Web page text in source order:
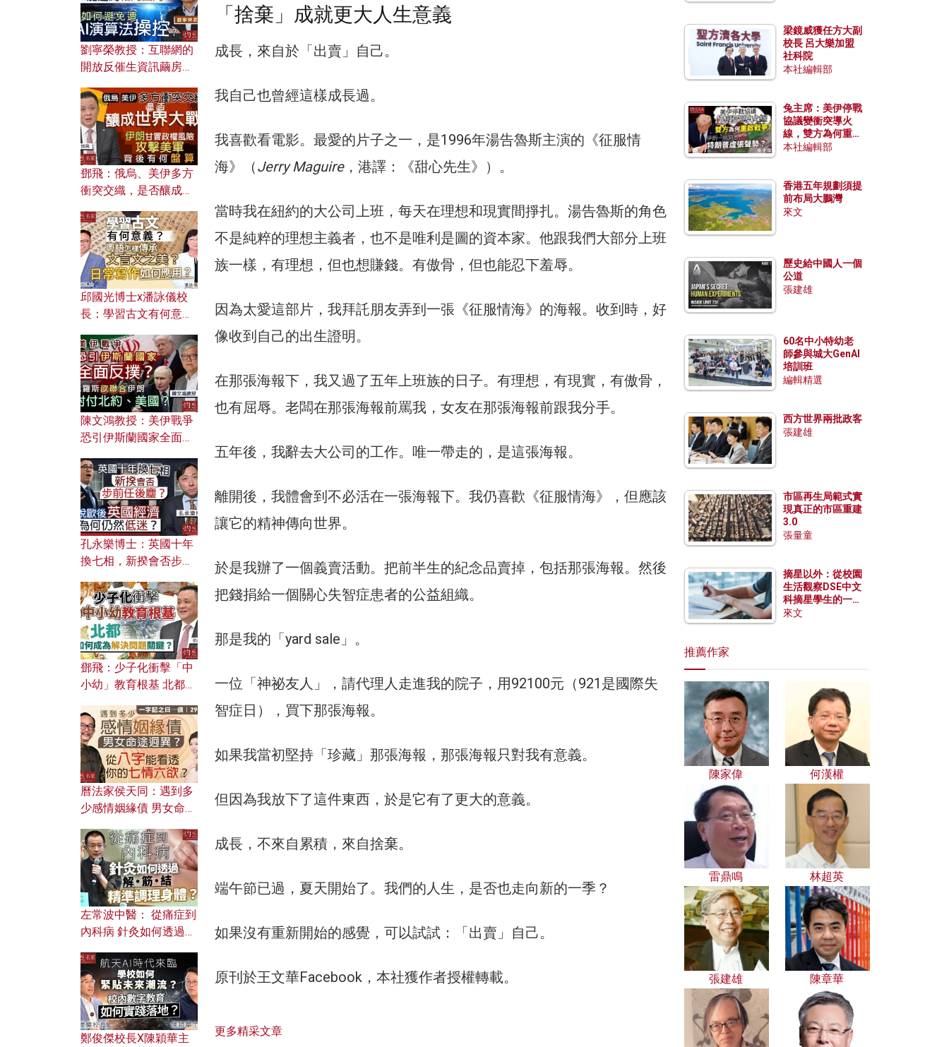
「捨棄」成就更大人生意義
成長，來自於「出賣」自己。
我自己也曾經這樣成長過。
我喜歡看電影。最愛的片子之一，是1996年湯告魯斯主演的《征服情
海》（Jerry Maguire，港譯：《甜心先生》）。
當時我在紐約的大公司上班，每天在理想和現實間掙扎。湯告魯斯的角色
不是純粹的理想主義者，也不是唯利是圖的資本家。他跟我們大部分上班
族一樣，有理想，但也想賺錢。有傲骨，但也能忍下羞辱。
因為太愛這部片，我拜託朋友弄到一張《征服情海》的海報。收到時，好
像收到自己的出生證明。
在那張海報下，我又過了五年上班族的日子。有理想，有現實，有傲骨，
也有屈辱。老闆在那張海報前罵我，女友在那張海報前跟我分手。
五年後，我辭去大公司的工作。唯一帶走的，是這張海報。
離開後，我體會到不必活在一張海報下。我仍喜歡《征服情海》，但應該
讓它的精神傳向世界。
於是我辦了一個義賣活動。把前半生的紀念品賣掉，包括那張海報。然後
把錢捐給一個關心失智症患者的公益組織。
那是我的「yard sale」。
一位「神祕友人」，請代理人走進我的院子，用92100元（921是國際失
智症日），買下那張海報。
如果我當初堅持「珍藏」那張海報，那張海報只對我有意義。
但因為我放下了這件東西，於是它有了更大的意義。
成長，不來自累積，來自捨棄。
端午節已過，夏天開始了。我們的人生，是否也走向新的一季？
如果沒有重新開始的感覺，可以試試：「出賣」自己。
原刊於王文華Facebook，本社獲作者授權轉載。
更多精采文章
劉寧榮教授：互聯網的
開放反催生資訊繭房，
何避免遭AI演算法操
控？
鄧飛：俄烏、美伊多方
衝突交織，是否釀成世
風險攻擊美軍，背後有
何盤算？
邱國光博士x潘詠儀校
長：學習古文有何意
文之美？ 日常寫作如何
應用？
陳文鴻教授：美伊戰爭
恐引伊斯蘭國家全面反
對付北約美國？
孔永樂博士：英國十年
換七相，新揆會否步前
濟為何仍然低迷？
鄧飛：少子化衝擊「中
小幼」教育根基 北都如
曆法家侯天同：遇到多
少感情姻緣債 男女命途
的七情六欲？
左常波中醫： 從痛症到
內科病 針灸如何透過解
鄭俊傑校長X陳穎華主
梁鏡威獲任方大副
校長 呂大樂加盟
社科院
本社編輯部
兔主席：美伊停戰
協議變衝突導火
線，雙方為何重啟
戰爭？伊朗一早洞
本社編輯部
香港五年規劃須提
前布局大鵬灣
來文
歷史給中國人一個
公道
張建雄
60名中小特幼老
師參與城大GenAI
培訓班
編輯精選
西方世界兩批政客
張建雄
市區再生局範式實
現真正的市區重建
3.0
張量童
摘星以外：從校園
生活觀察DSE中文
科摘星學生的一點
特質
來文
推薦作家
陳家偉 何漢權
雷鼎鳴 林超英
張建雄 陳章華